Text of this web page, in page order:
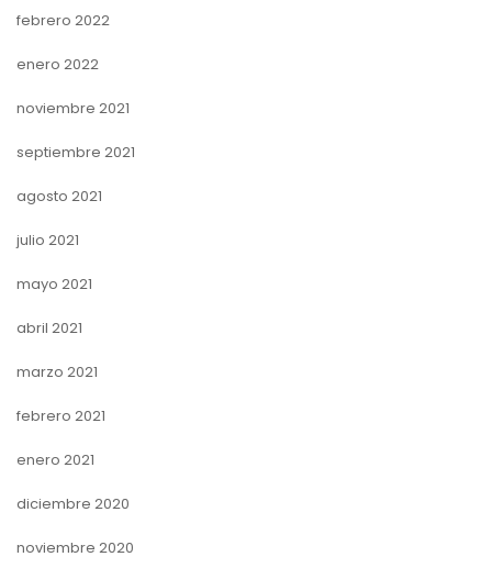
febrero 2022
enero 2022
noviembre 2021
septiembre 2021
agosto 2021
julio 2021
mayo 2021
abril 2021
marzo 2021
febrero 2021
enero 2021
diciembre 2020
noviembre 2020